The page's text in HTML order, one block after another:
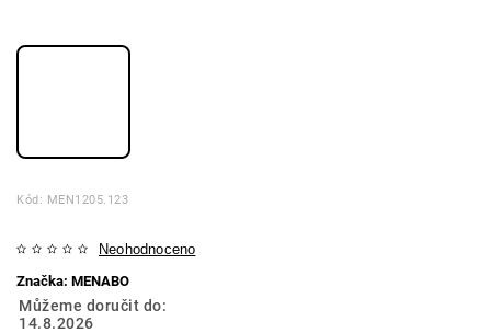
Kód: MEN1205.123
Neohodnoceno
Značka: MENABO
Můžeme doručit do:
14.8.2026